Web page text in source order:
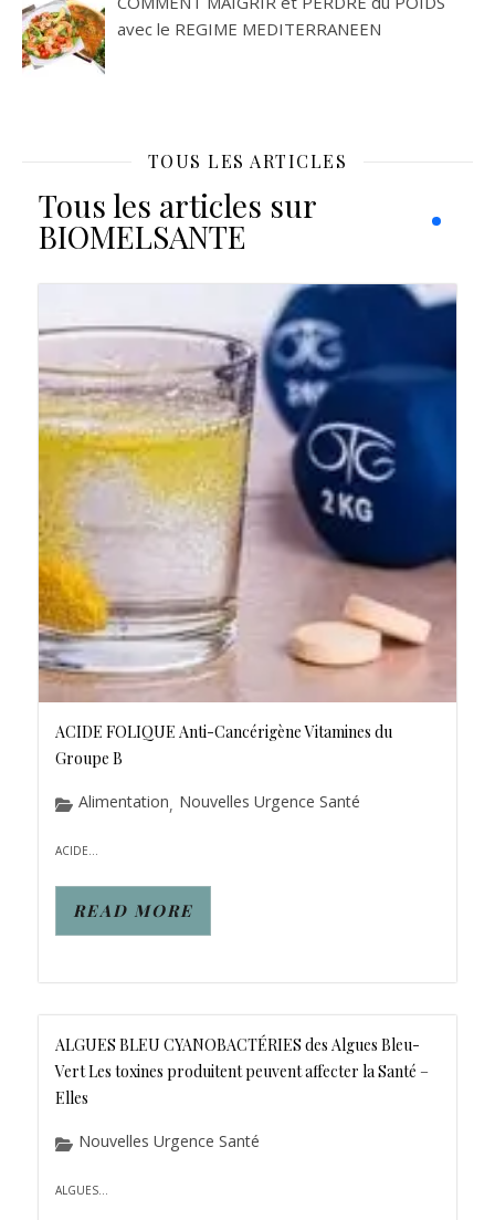
avec le REGIME MEDITERRANEEN
TOUS LES ARTICLES
Tous les articles sur
BIOMELSANTE
ACIDE FOLIQUE Anti-Cancérigène Vitamines du
Groupe B
Alimentation, Nouvelles Urgence Santé
ACIDE...
READ MORE
ALGUES BLEU CYANOBACTÉRIES des Algues Bleu-
Vert Les toxines produitent peuvent affecter la Santé –
Elles
Nouvelles Urgence Santé
ALGUES...